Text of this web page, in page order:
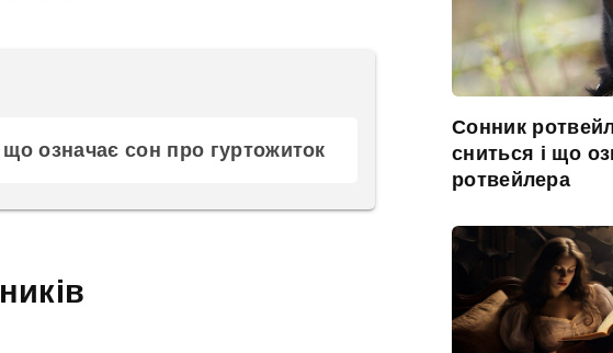
означає сон про гуртожиток
Сонник
сниться і що
ротвейлера